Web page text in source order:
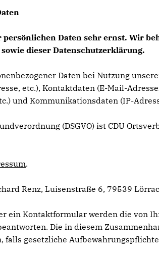
Daten sehr ernst. Wir
dieser Datenschutzerklärung.
Daten bei Nutzung
etc.), Kontaktdaten (E-Mail-
und Kommunikationsdaten (IP-
(DSGVO) ist CDU
.
Renz, Luisenstraße 6, 79539
ein Kontaktformular werden die von
Die in diesem
gesetzliche